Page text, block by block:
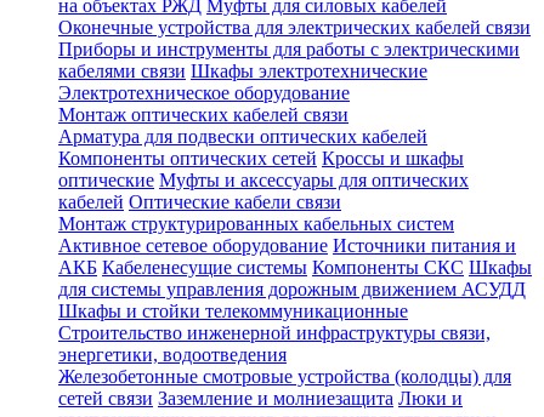
на объектах РЖД Муфты для силовых кабелей
Оконечные устройства для электрических кабелей связи
Приборы и инструменты для работы с электрическими
кабелями связи Шкафы электротехнические
Электротехническое оборудование
Монтаж оптических кабелей связи
Арматура для подвески оптических кабелей
Компоненты оптических сетей Кроссы и шкафы
оптические Муфты и аксессуары для оптических
кабелей Оптические кабели связи
Монтаж структурированных кабельных систем
Активное сетевое оборудование Источники питания и
АКБ Кабеленесущие системы Компоненты СКС Шкафы
для системы управления дорожным движением АСУДД
Шкафы и стойки телекоммуникационные
Строительство инженерной инфраструктуры связи,
энергетики, водоотведения
Железобетонные смотровые устройства (колодцы) для
сетей связи Заземление и молниезащита Люки и